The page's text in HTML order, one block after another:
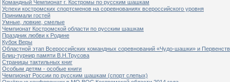
Командный Чемпионат г. Костромы по русским шашкам
Успехи костромских спортсменов на соревнованиях всероссийского уровня
Принимали гостей
Умные, ловкие, смелые
Чемпионат Костромской области по русским шашкам
Праздник любви к Родине
Кубок Веры
Областной этап Всероссийских командных соревнований «Чудо-шашки» и
Блиц-турнир памяти В.Н.Трусова
Страницы тактильных книг
Особым детям - особые книги
Чемпионат России по русским шашкам (спорт слепых)